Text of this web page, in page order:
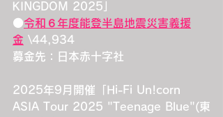
KINGDOM 2025」
⚫️令和６年度能登半島地震災害義援
金 \44,934
募金先：日本赤十字社
2025年9月開催「Hi-Fi Un!corn
ASIA Tour 2025 "Teenage Blue"(東